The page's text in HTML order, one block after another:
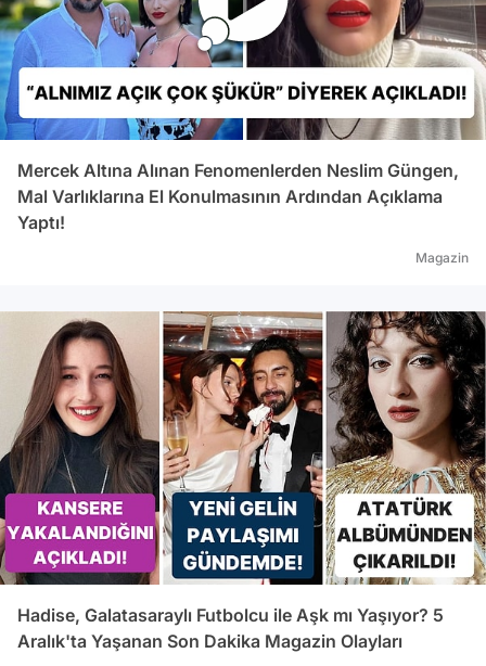
Mercek Altına Alınan Fenomenlerden Neslim Güngen,
Mal Varlıklarına El Konulmasının Ardından Açıklama
Yaptı!
Magazin
Hadise, Galatasaraylı Futbolcu ile Aşk mı Yaşıyor? 5
Aralık'ta Yaşanan Son Dakika Magazin Olayları